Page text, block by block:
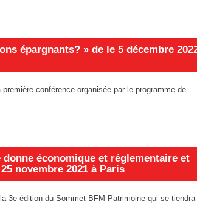
épargnants? » de le 5 décembre
conférence organisée par le programme de
économique et réglementaire et
novembre 2021 à Paris
3e édition du Sommet BFM Patrimoine qui se tiendra